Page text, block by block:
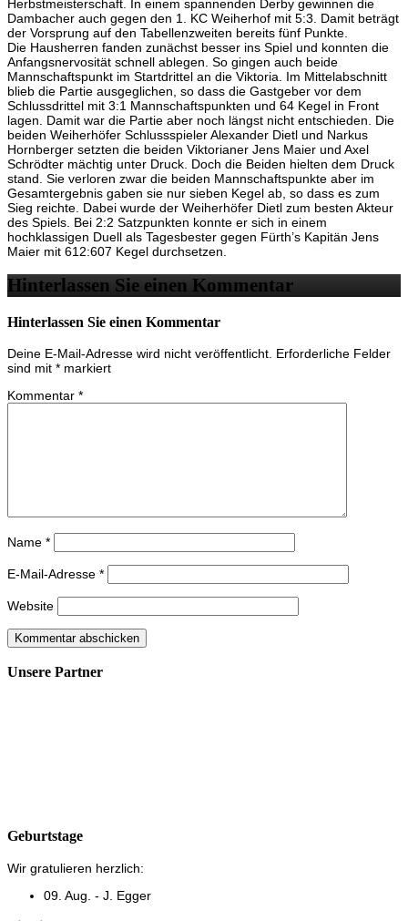
Herbstmeisterschaft. In einem spannenden Derby gewinnen die
Dambacher auch gegen den 1. KC Weiherhof mit 5:3. Damit beträgt
der Vorsprung auf den Tabellenzweiten bereits fünf Punkte.
Die Hausherren fanden zunächst besser ins Spiel und konnten die
Anfangsnervosität schnell ablegen. So gingen auch beide
Mannschaftspunkt im Startdrittel an die Viktoria. Im Mittelabschnitt
blieb die Partie ausgeglichen, so dass die Gastgeber vor dem
Schlussdrittel mit 3:1 Mannschaftspunkten und 64 Kegel in Front
lagen. Damit war die Partie aber noch längst nicht entschieden. Die
beiden Weiherhöfer Schlussspieler Alexander Dietl und Narkus
Hornberger setzten die beiden Viktorianer Jens Maier und Axel
Schrödter mächtig unter Druck. Doch die Beiden hielten dem Druck
stand. Sie verloren zwar die beiden Mannschaftspunkte aber im
Gesamtergebnis gaben sie nur sieben Kegel ab, so dass es zum
Sieg reichte. Dabei wurde der Weiherhöfer Dietl zum besten Akteur
des Spiels. Bei 2:2 Satzpunkten konnte er sich in einem
hochklassigen Duell als Tagesbester gegen Fürth’s Kapitän Jens
Maier mit 612:607 Kegel durchsetzen.
Hinterlassen Sie einen Kommentar
Hinterlassen Sie einen Kommentar
Deine E-Mail-Adresse wird nicht veröffentlicht. Erforderliche Felder
sind mit * markiert
Kommentar *
Name *
E-Mail-Adresse *
Website
Unsere Partner
Geburtstage
Wir gratulieren herzlich:
09. Aug. - J. Egger